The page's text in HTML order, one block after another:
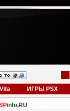
ИГРЫ PSX
info.RU